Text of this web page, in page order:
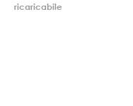
ricaricabile